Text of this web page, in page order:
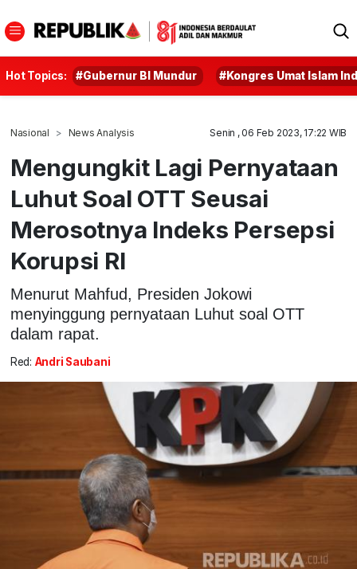
Hot Topics: #Gubernur BI Mundur #Kongres Umat Islam
Nasional News Analysis Senin , 06 Feb 2023, 17:22 WIB
Mengungkit Lagi Pernyataan
Luhut Soal OTT Seusai
Merosotnya Indeks Persepsi
Korupsi RI
Menurut Mahfud, Presiden Jokowi
menyinggung pernyataan Luhut soal OTT
dalam rapat.
Red: Andri Saubani